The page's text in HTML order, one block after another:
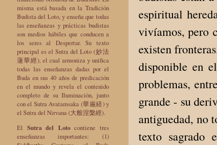
espiritual
vivíamos, pero
existen
disponible en
problemas,
grande - su
antiguedad, no
texto
misma está basada en la Tradición
Budista del Loto, y enseña que todas
las enseñanzas y prácticas budistas
son medios hábiles que conducen a
los seres al Despertar. Su texto
principal es el Sutra del Loto (妙法
蓮華經), el cual armoniza y unifica
todas las enseñanzas dadas por el
Buda en sus 40 años de predicación
en el mundo y revela el contenido
completo de su Iluminación, junto
con el Sutra Avatamsaka (華厳経) y
el Sutra del Nirvana (大般涅槃經).
El Sutra del Lotocontiene tres
enseñanzas importantes: (1)